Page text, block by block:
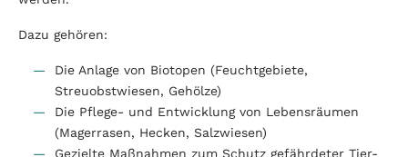
Dazu gehören:
Die Anlage von Biotopen (Feuchtgebiete,
Streuobstwiesen, Gehölze)
Die Pflege- und Entwicklung von Lebensräumen
(Magerrasen, Hecken, Salzwiesen)
Gezielte Maßnahmen zum Schutz gefährdeter Tier-